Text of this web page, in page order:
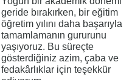
geride bırakırken, bir eğitim
öğretim yılını daha başarıyla
tamamlamanın gururunu
yaşıyoruz. Bu süreçte
gösterdiğiniz azim, çaba ve
fedakârlıklar için teşekkür